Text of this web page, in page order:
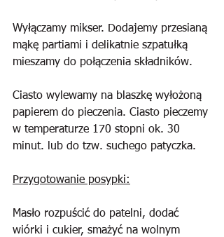
Wyłączamy mikser. Dodajemy przesianą
mąkę partiami i delikatnie szpatułką
mieszamy do połączenia składników.
Ciasto wylewamy na blaszkę wyłożoną
papierem do pieczenia. Ciasto pieczemy
w temperaturze 170 stopni ok. 30
minut. lub do tzw. suchego patyczka.
Przygotowanie posypki:
Masło rozpuścić do patelni, dodać
wiórki i cukier, smażyć na wolnym